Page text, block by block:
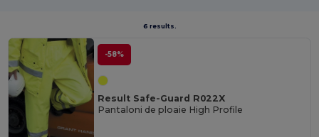
6 results.
-58%
Result Safe-Guard R022X
Pantaloni de ploaie High Profile